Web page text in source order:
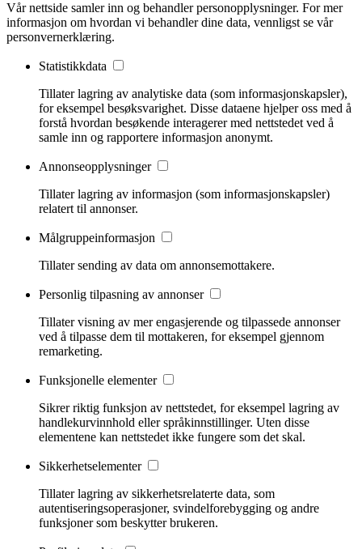
Vår nettside samler inn og behandler personopplysninger. For mer
informasjon om hvordan vi behandler dine data, vennligst se vår
personvernerklæring.
Statistikkdata
Tillater lagring av analytiske data (som informasjonskapsler),
for eksempel besøksvarighet. Disse dataene hjelper oss med å
forstå hvordan besøkende interagerer med nettstedet ved å
samle inn og rapportere informasjon anonymt.
Annonseopplysninger
Tillater lagring av informasjon (som informasjonskapsler)
relatert til annonser.
Målgruppeinformasjon
Tillater sending av data om annonsemottakere.
Personlig tilpasning av annonser
Tillater visning av mer engasjerende og tilpassede annonser
ved å tilpasse dem til mottakeren, for eksempel gjennom
remarketing.
Funksjonelle elementer
Sikrer riktig funksjon av nettstedet, for eksempel lagring av
handlekurvinnhold eller språkinnstillinger. Uten disse
elementene kan nettstedet ikke fungere som det skal.
Sikkerhetselementer
Tillater lagring av sikkerhetsrelaterte data, som
autentiseringsoperasjoner, svindelforebygging og andre
funksjoner som beskytter brukeren.